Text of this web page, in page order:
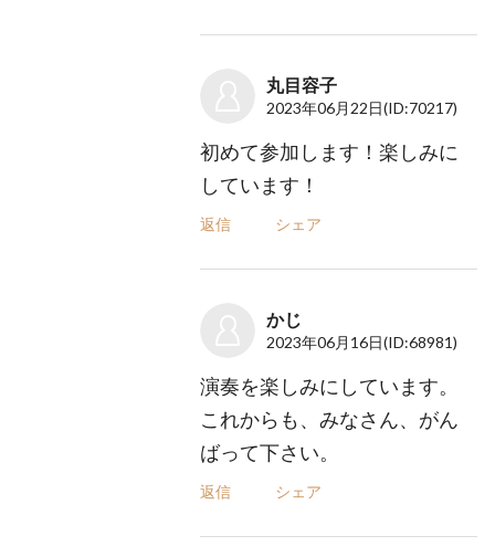
丸目容子
2023年06月22日(ID:70217)
初めて参加します！楽しみに
しています！
返信 シェア
かじ
2023年06月16日(ID:68981)
演奏を楽しみにしています。
これからも、みなさん、がん
ばって下さい。
返信 シェア